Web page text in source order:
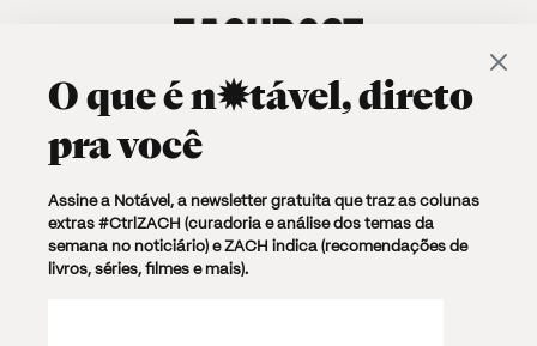
STF
O que én✹tável, direto
pra você
Assine a Notável, a newsletter gratuita que traz as colunas
extras #CtrlZACH (curadoria e análise dos temas da
semana no noticiário) e ZACH indica (recomendações de
livros, séries, filmes e mais).